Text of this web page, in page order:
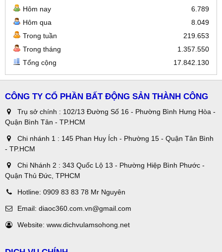
Hôm nay
6.789
Hôm qua
8.049
Trong tuần
219.653
Trong tháng
1.357.550
Tổng cộng
17.842.130
CÔNG TY CỔ PHẦN BẤT ĐỘNG SẢN THÀNH CÔNG
Trụ sở chính : 102/13 Đường Số 16 - Phường Bình Hưng Hòa -
Quận Bình Tân - TP.HCM
Chi nhánh 1 : 145 Phan Huy Ích - Phường 15 - Quận Tân Bình
- TP.HCM
Chi Nhánh 2 : 343 Quốc Lộ 13 - Phường Hiệp Bình Phước -
Quận Thủ Đức, TPHCM
Hotline: 0909 83 83 78 Mr Nguyên
Email: diaoc360.com.vn@gmail.com
Website: www.dichvulamsohong.net